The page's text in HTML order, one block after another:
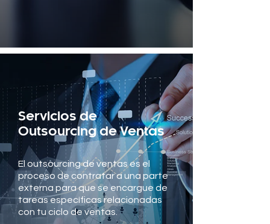
Servicios de
Outsourcing de Ventas
El outsourcing de ventas es el
proceso de contratar a una parte
externa para que se encargue de
tareas específicas relacionadas
con tu ciclo de ventas.